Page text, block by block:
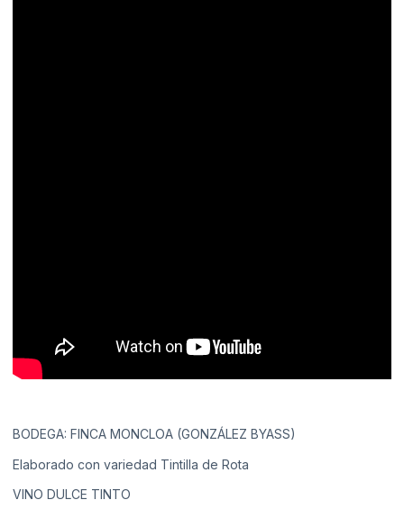
BODEGA: FINCA MONCLOA (GONZÁLEZ BYASS)
Elaborado con variedad Tintilla de Rota
VINO DULCE TINTO